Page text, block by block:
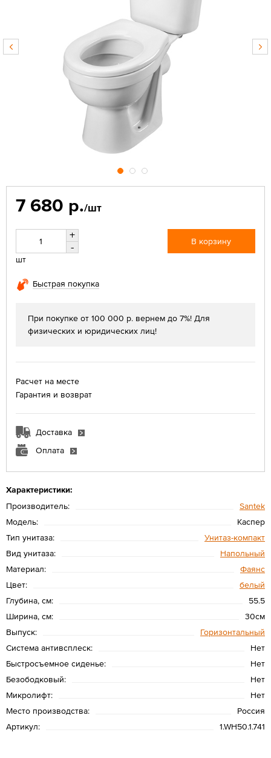
Характеристики:
Производитель:
Santek
Модель:
Каспер
Тип унитаза:
Унитаз-компакт
Вид унитаза:
Напольный
Материал:
Фаянс
Цвет:
белый
Глубина, см:
55.5
Ширина, см:
30см
Выпуск:
Горизонтальный
Система антивсплеск:
Нет
Быстросъемное сиденье:
Нет
Безободковый:
Нет
Микролифт:
Нет
Место производства:
Россия
Артикул:
1.WH50.1.741
7 680 р./шт
+
-
шт
В корзину
Быстрая покупка
При покупке от 100 000 р. вернем до 7%! Для
физических и юридических лиц!
Расчет на месте
Гарантия и возврат
Доставка
Оплата